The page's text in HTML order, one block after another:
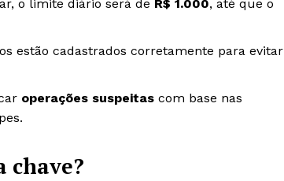
o limite diário será de R$ 1.000, até que o
estão cadastrados corretamente para evitar
operações suspeitas com base nas
chave?